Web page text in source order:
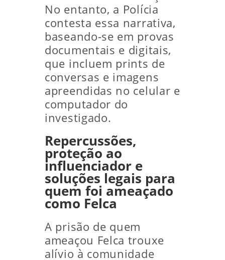
No entanto, a Polícia
contesta essa narrativa,
baseando-se em provas
documentais e digitais,
que incluem prints de
conversas e imagens
apreendidas no celular e
computador do
investigado.
Repercussões,
proteção ao
influenciador e
soluções legais para
quem foi ameaçado
como Felca
A prisão de quem
ameaçou Felca trouxe
alívio à comunidade